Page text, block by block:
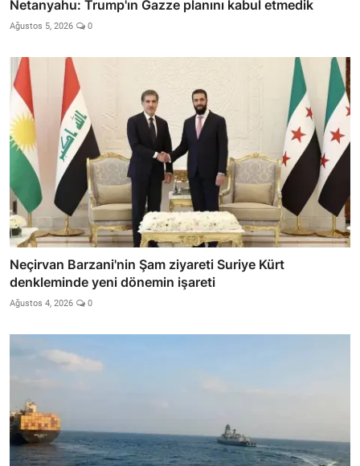
Netanyahu: Trump'ın Gazze planını kabul etmedik
Ağustos 5, 2026 0
Neçirvan Barzani'nin Şam ziyareti Suriye Kürt
denkleminde yeni dönemin işareti
Ağustos 4, 2026 0